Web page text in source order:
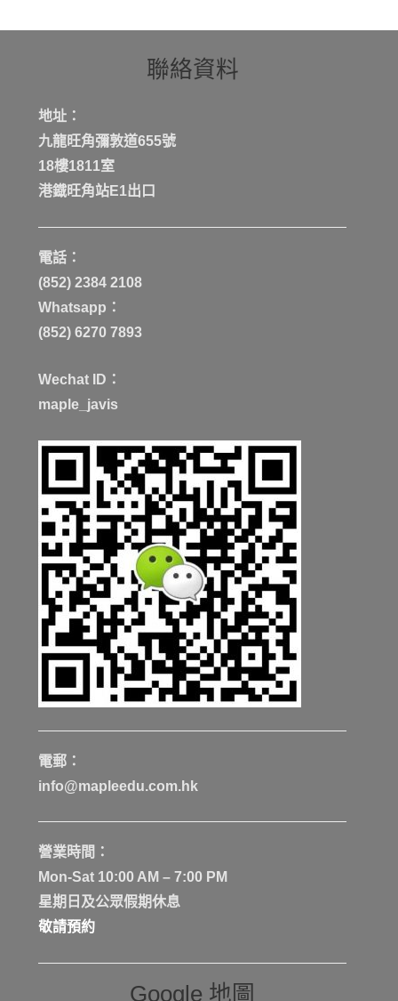
聯絡資料
地址：
九龍旺角彌敦道655號
18樓1811室
港鐡旺角站E1出口
電話：
(852) 2384 2108
Whatsapp：
(852) 6270 7893
Wechat ID：
maple_javis
電郵：
info@mapleedu.com.hk
營業時間：
Mon-Sat 10:00 AM – 7:00 PM
星期日及公眾假期休息
敬請預約
Google 地圖